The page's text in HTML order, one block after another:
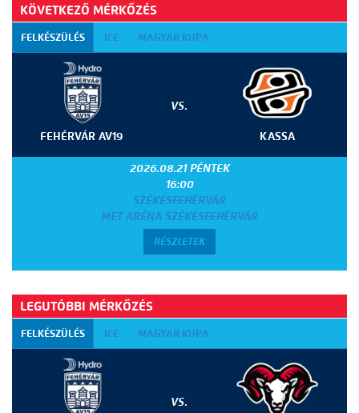
KÖVETKEZŐ MÉRKŐZÉS
FELKÉSZÜLÉS ICE MAGYAR KUPA
FEHÉRVÁR AV19
VS.
KASSA
2026.08.21 PÉNTEK
16:00
SZÉKESFEHÉRVÁR
MET ARÉNA SZÉKESFEHÉRVÁR
RÉSZLETEK
LEGUTÓBBI MÉRKŐZÉS
FELKÉSZÜLÉS ICE MAGYAR KUPA
VS.